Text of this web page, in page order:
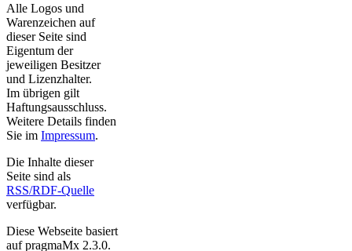
Alle Logos und
Warenzeichen auf
dieser Seite sind
Eigentum der
jeweiligen Besitzer
und Lizenzhalter.
Im übrigen gilt
Haftungsausschluss.
Weitere Details finden
Sie im Impressum.
Die Inhalte dieser
Seite sind als
RSS/RDF-Quelle
verfügbar.
Diese Webseite basiert
auf pragmaMx 2.3.0.